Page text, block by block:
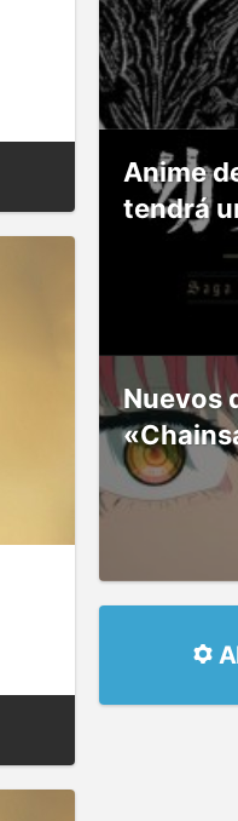
Anime
tendrá
Nuevos